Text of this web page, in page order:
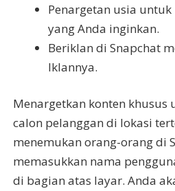
Penargetan usia
yang Anda inginkan.
Beriklan di Snapchat
Iklannya.
Menargetkan konten khusus
calon pelanggan di lokasi
menemukan orang-orang di
memasukkan nama
di bagian atas layar. Anda